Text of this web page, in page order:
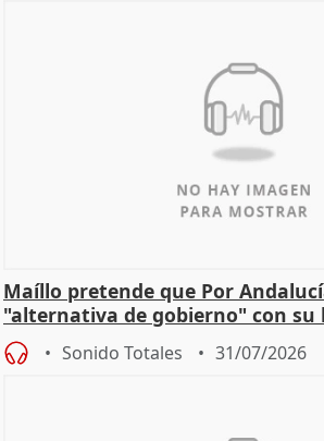
Maíllo pretende que Por
"alternativa de gobierno" con su
oposición
Sonido Totales 31/07/2026